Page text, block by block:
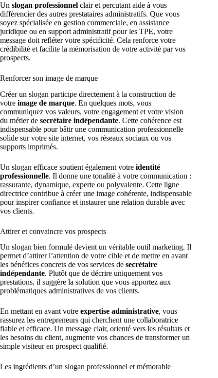
Un slogan professionnel clair et percutant aide à vous
différencier des autres prestataires administratifs. Que vous
soyez spécialisée en gestion commerciale, en assistance
juridique ou en support administratif pour les TPE, votre
message doit refléter votre spécificité. Cela renforce votre
crédibilité et facilite la mémorisation de votre activité par vos
prospects.
Renforcer son image de marque
Créer un slogan participe directement à la construction de
votre image de marque. En quelques mots, vous
communiquez vos valeurs, votre engagement et votre vision
du métier de secrétaire indépendante. Cette cohérence est
indispensable pour bâtir une communication professionnelle
solide sur votre site internet, vos réseaux sociaux ou vos
supports imprimés.
Un slogan efficace soutient également votre identité
professionnelle. Il donne une tonalité à votre communication :
rassurante, dynamique, experte ou polyvalente. Cette ligne
directrice contribue à créer une image cohérente, indispensable
pour inspirer confiance et instaurer une relation durable avec
vos clients.
Attirer et convaincre vos prospects
Un slogan bien formulé devient un véritable outil marketing. Il
permet d’attirer l’attention de votre cible et de mettre en avant
les bénéfices concrets de vos services de secrétaire
indépendante. Plutôt que de décrire uniquement vos
prestations, il suggère la solution que vous apportez aux
problématiques administratives de vos clients.
En mettant en avant votre expertise administrative, vous
rassurez les entrepreneurs qui cherchent une collaboratrice
fiable et efficace. Un message clair, orienté vers les résultats et
les besoins du client, augmente vos chances de transformer un
simple visiteur en prospect qualifié.
Les ingrédients d’un slogan professionnel et mémorable